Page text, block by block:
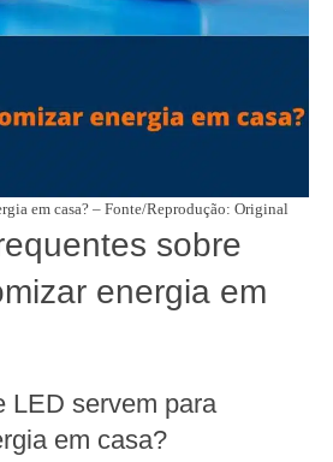
em casa? – Fonte/Reprodução: Original
sobre
energia em
LED servem para
em casa?